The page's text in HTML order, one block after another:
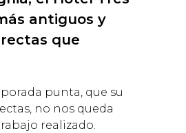
antiguos y
que
punta, que su
no nos queda
realizado.